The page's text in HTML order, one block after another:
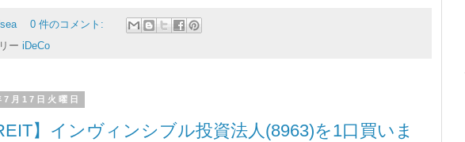
0 件のコメント:
ー iDeCo
月17日火曜日
】インヴィンシブル投資法人(8963)を1口買いま